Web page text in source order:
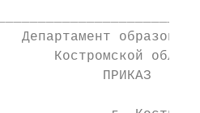
Департамент
Костромской
ПРИКАЗ